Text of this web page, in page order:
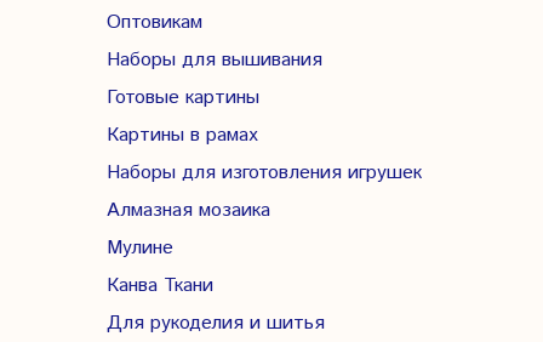
Оптовикам
Наборы для вышивания
Готовые картины
Картины в рамах
Наборы для изготовления игрушек
Алмазная мозаика
Мулине
Канва Ткани
Для рукоделия и шитья